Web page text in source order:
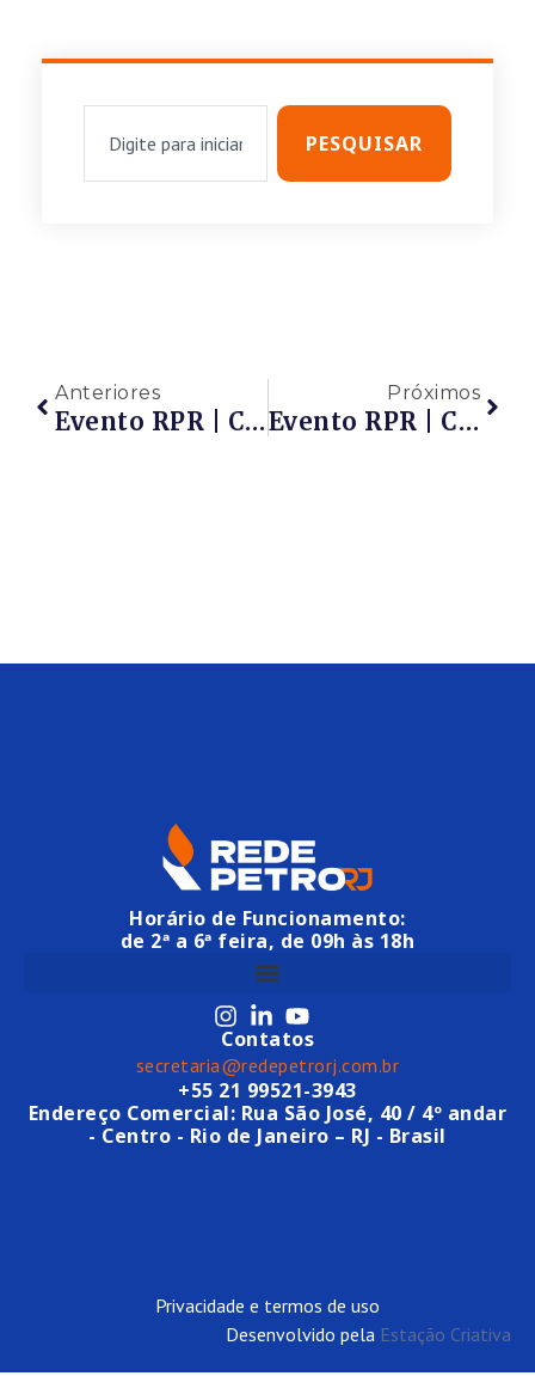
PESQUISAR
Anteriores
Evento RPR | CAFÉ COM A REDE | SAMIR CARVALHO (Grupo ARM) E MARCOS GOMES (MRM Logistics) | LOGÍSTICA NA INDÚSTRIA DO PETRÓLEO E GÁS NO ESTADO DO RIO DE JANEIRO – NESTA SEXTA-FEIRA, 31/07/2020 – De 09h Às 09h40 – PARTICIPE!!!
Próximos
Evento RPR | CAFÉ COM A REDE E MIRIAM FERRAZ Do SEBRAE RJ Sobre O ProGlobal (Programa De Aceleração De Negócios Internacionais) – , 07/08/2020 – De 09h Às 09h40 – PARTICIPE!!!
Horário de Funcionamento:
de 2ª a 6ª feira, de 09h às 18h
Contatos
secretaria@redepetrorj.com.br
+55 21 99521-3943
Endereço Comercial: Rua São José, 40 / 4º andar
- Centro - Rio de Janeiro – RJ - Brasil
Privacidade e termos de uso
Desenvolvido pela Estação Criativa